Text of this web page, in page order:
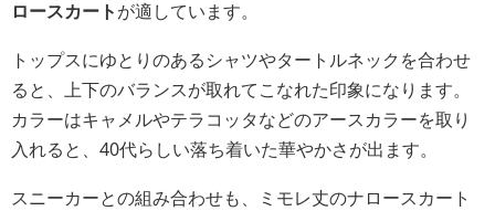
ロースカートが適しています。
トップスにゆとりのあるシャツやタートルネックを合わせ
ると、上下のバランスが取れてこなれた印象になります。
カラーはキャメルやテラコッタなどのアースカラーを取り
入れると、40代らしい落ち着いた華やかさが出ます。
スニーカーとの組み合わせも、ミモレ丈のナロースカート